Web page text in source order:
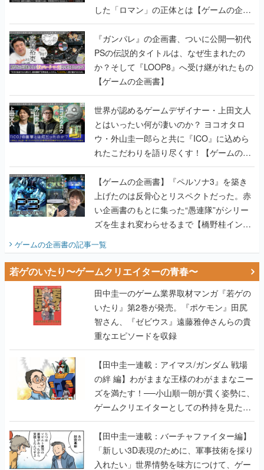
PSの伝説的タイトルは、なぜ生まれたの
か？そして『LOOP8』へ受け継がれたもの
【ゲームの企画書】
世界が認めるゲームデザイナー・上田文人
とはいったい何が凄いのか？ ヨコオタロ
ウ・外山圭一郎らと共に『ICO』に込めら
れたこだわりを語り尽くす！【ゲームの企
画書】
【ゲームの企画書】『ペルソナ3』を築き
上げたのは反骨心とリスペクトだった。赤
い企画書のもとに集った“愚連隊”がシリー
ズを生まれ変わらせるまで【橋野桂インタ
ビュー】
ゲームの企画書の記事一覧
若ゲのいたり〜ゲームクリエイターの青春〜
田中圭一のゲーム業界取材マンガ『若ゲの
いたり』第2巻が発売。『ポケモン』田尻
智さん、『ゼビウス』遠藤雅伸さんらの貴
重なエピソードを収録
【田中圭一連載：アイマス/ガンダム 戦場
の絆 編】わがままな王様のわがままなニー
ズを満たす！──小山順一朗が貫く姿勢に、
ゲームクリエイターとしての矜持を見た
【若ゲのいたり最終回】
【田中圭一連載：バーチャファイター編】
「新しい3D表現のために、軍事技術を採り
入れたい」世界情勢を味方につけて、ゲー
ムに革命をもたらした鈴木 裕の功績【若ゲ
のいたり】
【田中圭一：若ゲのいたり】ゲーム開発統